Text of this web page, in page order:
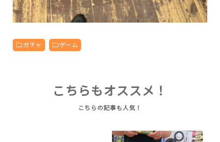
ガチャ ゲーム
こちらもオススメ！